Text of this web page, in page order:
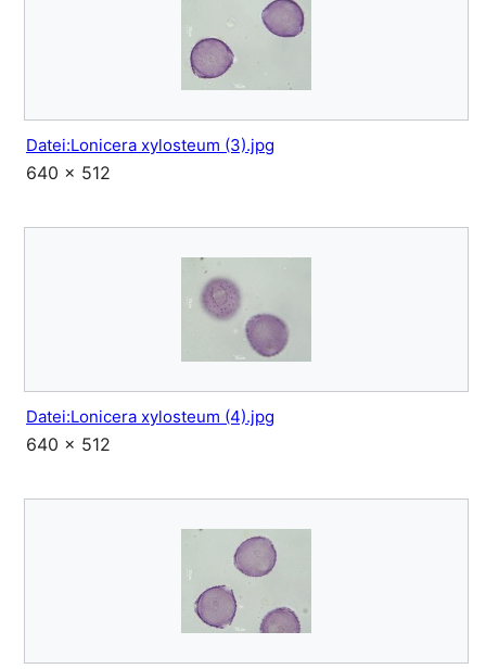
Datei:Lonicera xylosteum (3).jpg
640 × 512
Datei:Lonicera xylosteum (4).jpg
640 × 512